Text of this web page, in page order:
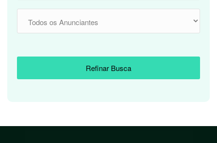
Refinar Busca